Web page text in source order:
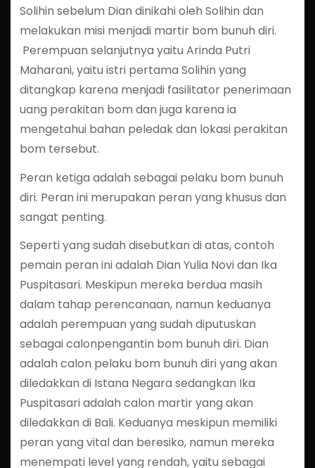
Solihin sebelum Dian dinikahi oleh Solihin dan
melakukan misi menjadi martir bom bunuh diri.
Perempuan selanjutnya yaitu Arinda Putri
Maharani, yaitu istri pertama Solihin yang
ditangkap karena menjadi fasilitator penerimaan
uang perakitan bom dan juga karena ia
mengetahui bahan peledak dan lokasi perakitan
bom tersebut.
Peran ketiga adalah sebagai pelaku bom bunuh
diri. Peran ini merupakan peran yang khusus dan
sangat penting.
Seperti yang sudah disebutkan di atas, contoh
pemain peran ini adalah Dian Yulia Novi dan Ika
Puspitasari. Meskipun mereka berdua masih
dalam tahap perencanaan, namun keduanya
adalah perempuan yang sudah diputuskan
sebagai calonpengantin bom bunuh diri. Dian
adalah calon pelaku bom bunuh diri yang akan
diledakkan di Istana Negara sedangkan Ika
Puspitasari adalah calon martir yang akan
diledakkan di Bali. Keduanya meskipun memiliki
peran yang vital dan beresiko, namun mereka
menempati level yang rendah, yaitu sebagai